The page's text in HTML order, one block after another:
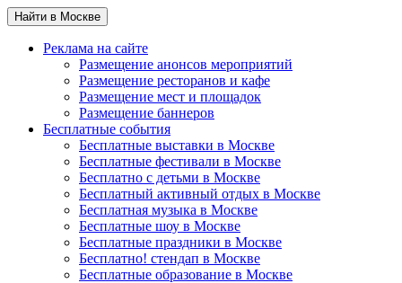
Найти в Москве
Реклама на сайте
Размещение анонсов мероприятий
Размещение ресторанов и кафе
Размещение мест и площадок
Размещение баннеров
Бесплатные события
Бесплатные выставки в Москве
Бесплатные фестивали в Москве
Бесплатно с детьми в Москве
Бесплатный активный отдых в Москве
Бесплатная музыка в Москве
Бесплатные шоу в Москве
Бесплатные праздники в Москве
Бесплатно! стендап в Москве
Бесплатные образование в Москве